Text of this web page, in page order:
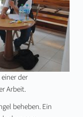
der
Arbeit.
beheben. Ein